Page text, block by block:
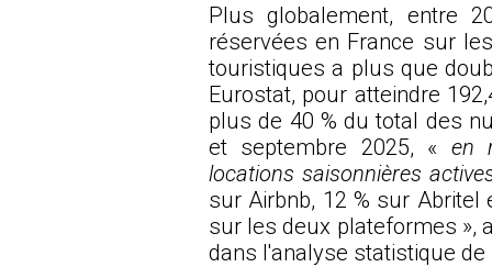
Plus globalement, entre
réservées en France sur
touristiques a plus que
Eurostat, pour atteindre
plus de 40 % du total des
et septembre 2025, « en
locations saisonnières
sur Airbnb, 12 % sur
sur les deux plateformes »,
dans l'analyse statistique